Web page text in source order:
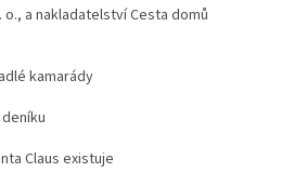
o., a nakladatelství Cesta domů
kamarády
Claus existuje